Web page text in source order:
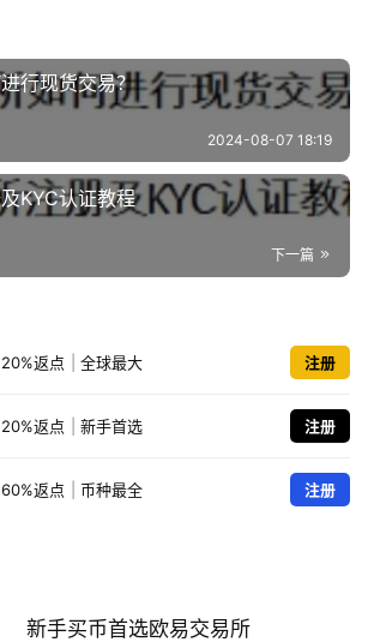
行现货交易？
2024-08-07 18:19
KYC认证教程
下一篇
20%返点 全球最大 注册
20%返点 新手首选 注册
60%返点 币种最全 注册
新手买币首选欧易交易所